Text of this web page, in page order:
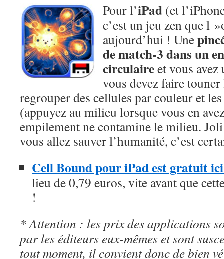
Pour l’iPad (et
c’est un jeu zen que l
aujourd’hui ! Une
de match-3 dans un
circulaireet vous
vous devez faire
regrouper des cellules par couleur et
(appuyez au milieu lorsque vous en
empilement ne contamine le milieu.
vous allez sauver l’humanité, c’est
Cell Bound pour iPad est gratuit
lieu de 0,79 euros, vite avant que
!
* Attention : les prix des applications
par les éditeurs eux-mêmes et sont
tout moment, il convient donc de bien